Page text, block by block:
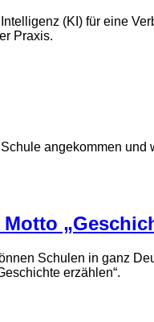
(KI) für eine
Praxis.
angekommen
Schulen in ganz
erzählen“.